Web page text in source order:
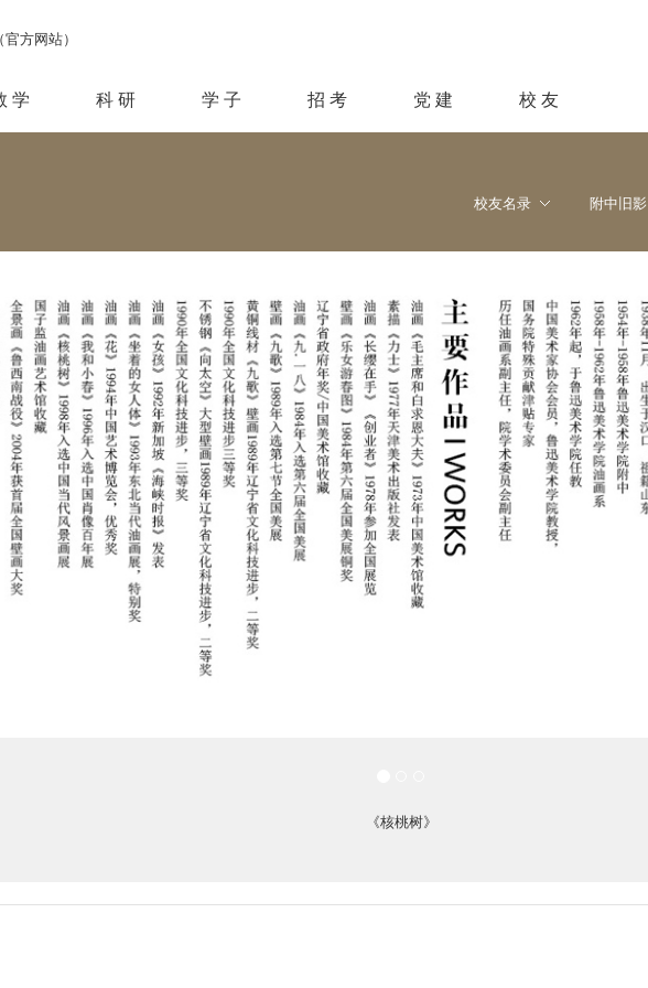
学 科 研 学 子 招 考 党 建 校 友
校友名录 附中旧影
《核桃树》